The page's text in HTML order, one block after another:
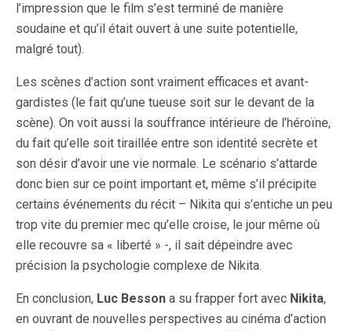
l’impression que le film s’est terminé de manière
soudaine et qu’il était ouvert à une suite potentielle,
malgré tout).
Les scènes d’action sont vraiment efficaces et avant-
gardistes (le fait qu’une tueuse soit sur le devant de la
scène). On voit aussi la souffrance intérieure de l’héroïne,
du fait qu’elle soit tiraillée entre son identité secrète et
son désir d’avoir une vie normale. Le scénario s’attarde
donc bien sur ce point important et, même s’il précipite
certains événements du récit – Nikita qui s’entiche un peu
trop vite du premier mec qu’elle croise, le jour même où
elle recouvre sa « liberté » -, il sait dépeindre avec
précision la psychologie complexe de Nikita.
En conclusion, Luc Besson a su frapper fort avec Nikita,
en ouvrant de nouvelles perspectives au cinéma d’action